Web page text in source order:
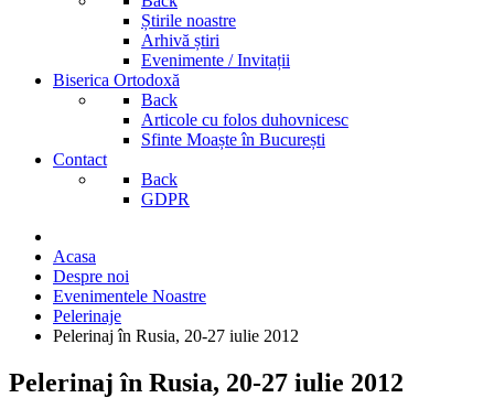
Știrile noastre
Arhivă știri
Evenimente / Invitații
Biserica Ortodoxă
Back
Articole cu folos duhovnicesc
Sfinte Moaște în București
Contact
Back
GDPR
Acasa
Despre noi
Evenimentele Noastre
Pelerinaje
Pelerinaj în Rusia, 20-27 iulie 2012
Pelerinaj în Rusia, 20-27 iulie 2012